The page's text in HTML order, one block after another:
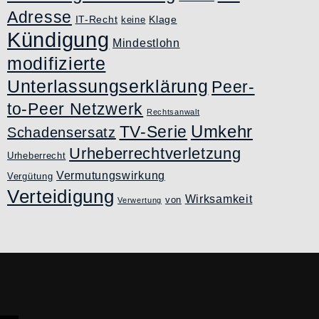
Adresse IT-Recht keine Klage
Kündigung Mindestlohn
modifizierte
Unterlassungserklärung Peer-
to-Peer Netzwerk
Rechtsanwalt
Schadensersatz TV-Serie Umkehr
Urheberrecht Urheberrechtverletzung
Vergütung Vermutungswirkung
Verteidigung Verwertung von Wirksamkeit